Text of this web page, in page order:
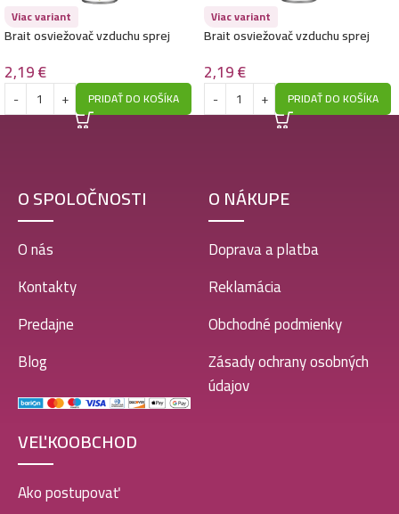
Viac variant
Brait osviežovač vzduchu sprej
2,19€
PRIDAŤ DO KOŠÍKA
Viac variant
Brait osviežovač vzduchu sprej
2,19€
PRIDAŤ DO KOŠÍKA
O SPOLOČNOSTI
O nás
Kontakty
Predajne
Blog
O NÁKUPE
Doprava a platba
Reklamácia
Obchodné podmienky
Zásady ochrany osobných
údajov
VEĽKOOBCHOD
Ako postupovať